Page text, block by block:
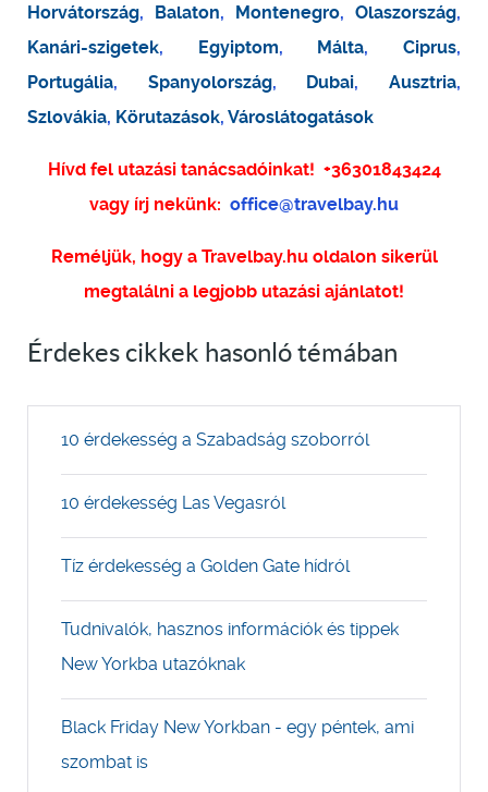
Horvátország, Balaton, Montenegro, Olaszország,
Kanári-szigetek, Egyiptom, Málta,Ciprus,
Portugália, Spanyolország, Dubai,Ausztria,
Szlovákia, Körutazások, Városlátogatások
Hívd fel utazási tanácsadóinkat! +36301843424
vagy írj nekünk: office@travelbay.hu
Reméljük, hogy a Travelbay.hu oldalon sikerül
megtalálni a legjobb utazási ajánlatot!
Érdekes cikkek hasonló témában
10 érdekesség a Szabadság szoborról
10 érdekesség Las Vegasról
Tíz érdekesség a Golden Gate hídról
Tudnivalók, hasznos információk és tippek
New Yorkba utazóknak
Black Friday New Yorkban - egy péntek, ami
szombat is